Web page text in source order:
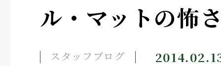
ル・マットの怖
スタッフブログ